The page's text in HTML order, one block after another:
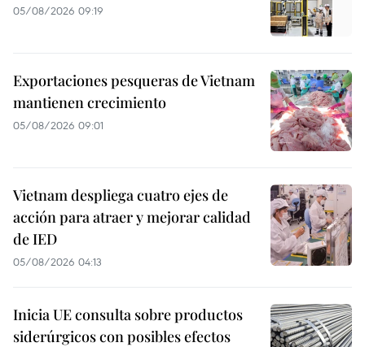
05/08/2026 09:19
Exportaciones pesqueras de Vietnam
mantienen crecimiento
05/08/2026 09:01
Vietnam despliega cuatro ejes de
acción para atraer y mejorar calidad
de IED
05/08/2026 04:13
Inicia UE consulta sobre productos
siderúrgicos con posibles efectos